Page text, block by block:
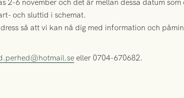
2-6 november och det är mellan dessa datum
och sluttid i schemat.
så att vi kan nå dig med information och
eller 0704-670682.